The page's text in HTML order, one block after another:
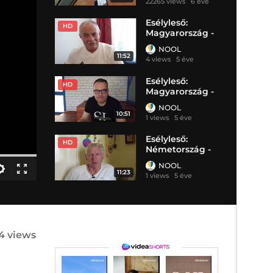
HD
11:52
Esélyleső:
Magyarország -
Franciaország
NOOL
4 views 5 éve
HD
10:51
Esélyleső:
Magyarország -
Portugália
NOOL
1 views 5 éve
HD
11:23
Esélyleső:
Németország -
Magyarország
NOOL
1 views 5 éve
views